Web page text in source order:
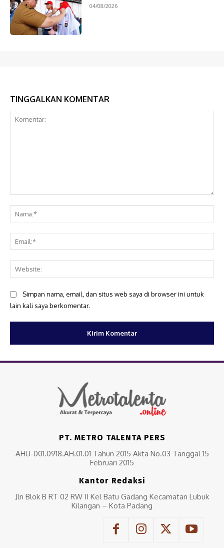
04/08/2026
TINGGALKAN KOMENTAR
Simpan nama, email, dan situs web saya di browser ini untuk
lain kali saya berkomentar.
PT. METRO TALENTA PERS
AHU-001.0918.AH.01.01 Tahun 2015 Akta No.03 Tanggal 15
Februari 2015
Kantor Redaksi
Jln Blok B RT 02 RW II Kel Batu Gadang Kecamatan Lubuk
Kilangan – Kota Padang